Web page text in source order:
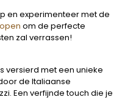
en experimenteer met de
om de perfecte
zal verrassen!
versierd met een unieke
de Italiaanse
Een verfijnde touch die je